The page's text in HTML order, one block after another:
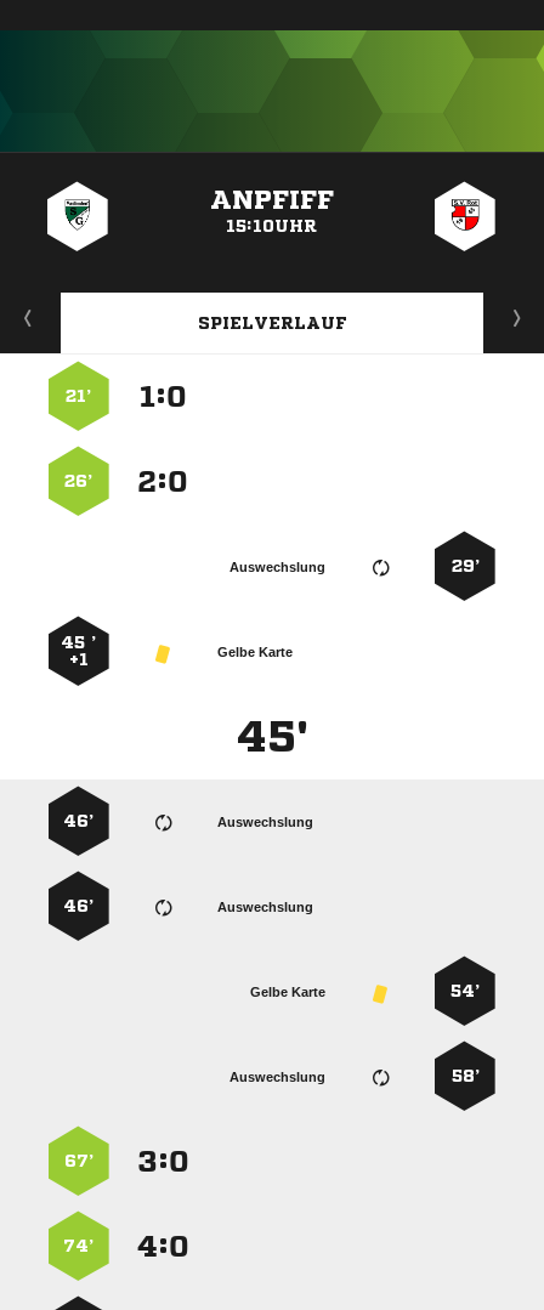
ANPFIFF
15:10UHR
SPIELVERLAUF
:
21’
:
26’
29’
Auswechslung
Gelbe Karte
45 ’
+1
45'
Auswechslung
46’
Auswechslung
46’
54’
Gelbe Karte
58’
Auswechslung
:
67’
:
74’